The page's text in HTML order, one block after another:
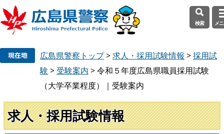
頭
で
す
飛
ば
し
検索 メ
広島県警察トップ>求人・採用試験情報 >採用試
験 > 受験案内 >令和５年度広島県職員採用試験
（大学卒業程度）｜受験案内
求人・採用試験情報